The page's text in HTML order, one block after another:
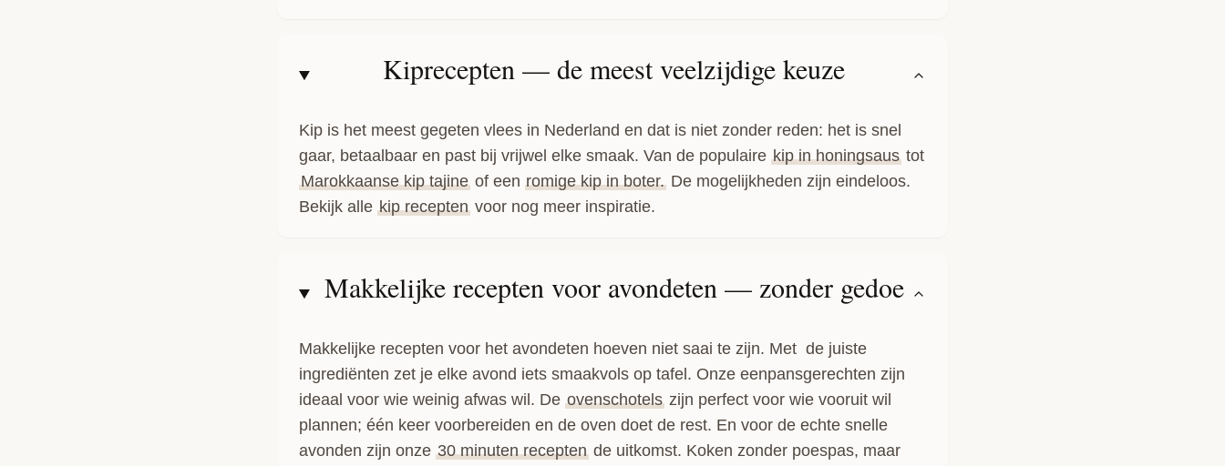
Kiprecepten — de meest veelzijdige keuze
Kip is het meest gegeten vlees in Nederland en dat is niet zonder reden: het is snel
gaar, betaalbaar en past bij vrijwel elke smaak. Van de populaire kip in honingsaustot
Marokkaanse kip tajineof een romige kip in boter. De mogelijkheden zijn eindeloos.
Bekijk alle kip receptenvoor nog meer inspiratie.
Makkelijke recepten voor avondeten — zonder gedoe
Makkelijke recepten voor het avondeten hoeven niet saai te zijn. Met de juiste
ingrediënten zet je elke avond iets smaakvols op tafel. Onze eenpansgerechten zijn
ideaal voor wie weinig afwas wil. De ovenschotelszijn perfect voor wie vooruit wil
plannen; één keer voorbereiden en de oven doet de rest. En voor de echte snelle
avonden zijn onze 30 minuten receptende uitkomst. Koken zonder poespas, maar